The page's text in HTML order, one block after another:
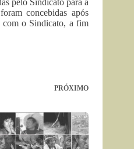
pelo Sindicato para a
concebidas após
com o Sindicato, a fim
PRÓXIMO